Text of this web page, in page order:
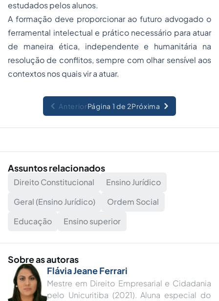
estudados pelos alunos.
A formação deve proporcionar ao futuro advogado o
ferramental intelectual e prático necessário para atuar
de maneira ética, independente e humanitária na
resolução de conflitos, sempre com olhar sensível aos
contextos nos quais vir a atuar.
AnteriorPágina 1 de 2Próxima
Assuntos relacionados
Direito Constitucional
Ensino Jurídico
Geral (Ensino Jurídico)
Ordem Social
Educação
Ensino superior
Sobre as autoras
Flávia Jeane Ferrari
Mestre em Direito Empresarial e Cidadania
pelo Unicuritiba (2021). Aluna especial do